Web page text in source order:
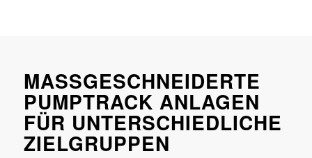
MASSGESCHNEIDERTE P
UMPTRACK ANLAGEN F
ÜR UNTERSCHIEDLICHE Z
IELGRUPPEN